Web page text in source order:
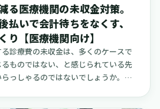
完了しません。データが揃わない、
由で、診療時間後もスタッフが残っ
追われる。こうした状況が常態化し
だけでなく、現場の雰囲気も重くな
は決して特別な話ではありません。
カルテへ移行したある診療所では、
る医療機関の未収金対策。
払いで会計待ちをなくす、
り【医療機関向け】
診療費の未収金は、多くのケースで
ものではない、と感じられている先
っしゃるのではないでしょうか。